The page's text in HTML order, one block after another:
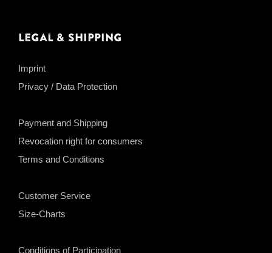
Legal & Shipping
Imprint
Privacy / Data Protection
Payment and Shipping
Revocation right for consumers
Terms and Conditions
Customer Service
Size-Charts
Conditions of Participation